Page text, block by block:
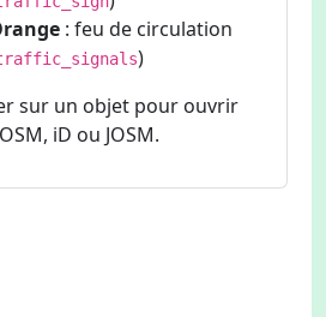
: feu de circulation
)
sur un objet pour ouvrir
iD ou JOSM.